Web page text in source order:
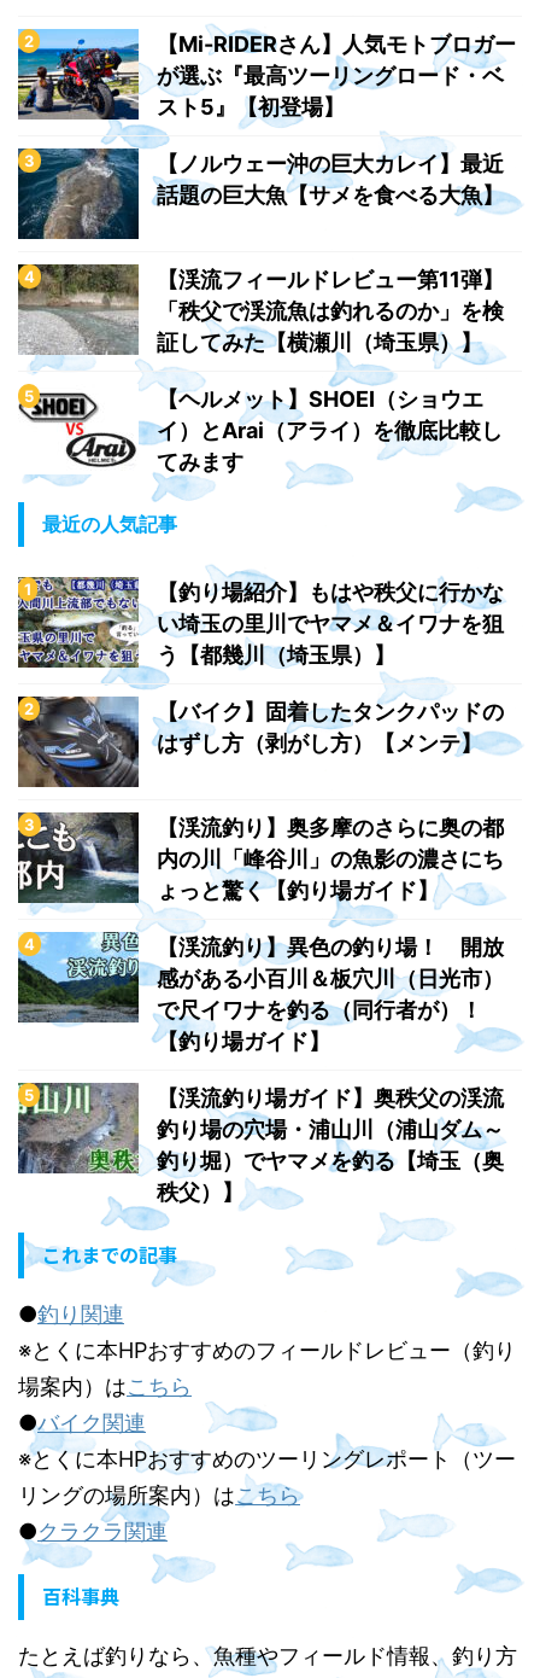
【Mi-RIDERさん】人気モトブロガー
が選ぶ『最高ツーリングロード・ベ
スト5』【初登場】
【ノルウェー沖の巨大カレイ】最近
話題の巨大魚【サメを食べる大魚】
【渓流フィールドレビュー第11弾】
「秩父で渓流魚は釣れるのか」を検
証してみた【横瀬川（埼玉県）】
【ヘルメット】SHOEI（ショウエ
イ）とArai（アライ）を徹底比較し
てみます
最近の人気記事
【釣り場紹介】もはや秩父に行かな
い埼玉の里川でヤマメ＆イワナを狙
う【都幾川（埼玉県）】
【バイク】固着したタンクパッドの
はずし方（剥がし方）【メンテ】
【渓流釣り】奥多摩のさらに奥の都
内の川「峰谷川」の魚影の濃さにち
ょっと驚く【釣り場ガイド】
【渓流釣り】異色の釣り場！ 開放
感がある小百川＆板穴川（日光市）
で尺イワナを釣る（同行者が）！
【釣り場ガイド】
【渓流釣り場ガイド】奥秩父の渓流
釣り場の穴場・浦山川（浦山ダム～
釣り堀）でヤマメを釣る【埼玉（奥
秩父）】
これまでの記事
●釣り関連
※とくに本HPおすすめのフィールドレビュー（釣り
場案内）はこちら
●バイク関連
※とくに本HPおすすめのツーリングレポート（ツー
リングの場所案内）はこちら
●クラクラ関連
百科事典
たとえば釣りなら、魚種やフィールド情報、釣り方